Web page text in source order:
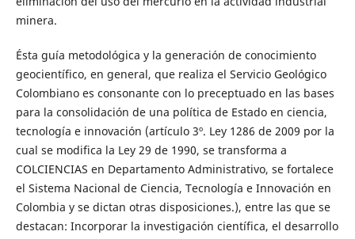
minera.
Ésta guía metodológica y la generación de conocimiento
geocientífico, en general, que realiza el Servicio Geológico
Colombiano es consonante con lo preceptuado en las bases
para la consolidación de una política de Estado en ciencia,
tecnología e innovación (artículo 3º. Ley 1286 de 2009 por la
cual se modifica la Ley 29 de 1990, se transforma a
COLCIENCIAS en Departamento Administrativo, se fortalece
el Sistema Nacional de Ciencia, Tecnología e Innovación en
Colombia y se dictan otras disposiciones.), entre las que se
destacan: Incorporar la investigación científica, el desarrollo